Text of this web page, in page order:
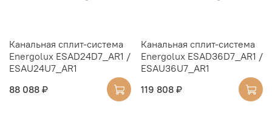
Канальная сплит-система
Energolux ESAD24D7_AR1 /
ESAU24U7_AR1
88 088 ₽
Канальная сплит-система
Energolux ESAD36D7_AR1 /
ESAU36U7_AR1
119 808 ₽